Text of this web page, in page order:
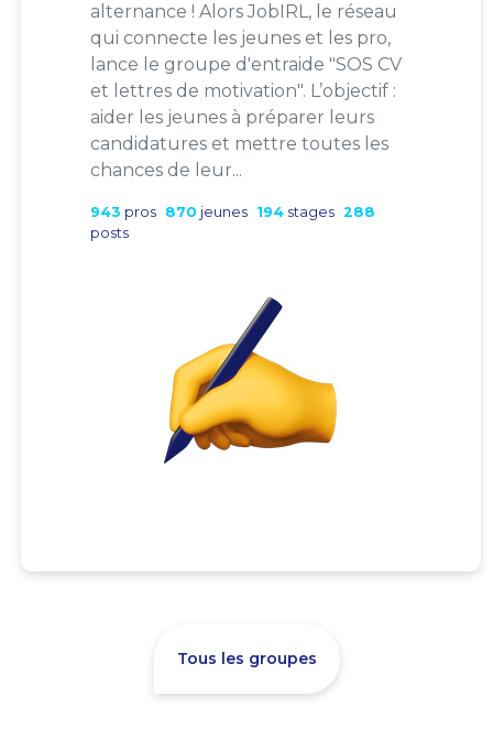
alternance ! Alors JobIRL, le réseau
qui connecte les jeunes et les pro,
lance le groupe d'entraide "SOS CV
et lettres de motivation". L’objectif :
aider les jeunes à préparer leurs
candidatures et mettre toutes les
chances de leur...
943 pros 870 jeunes 194 stages 288
posts
Tous les groupes